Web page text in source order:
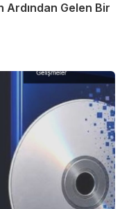
Ardından Gelen Bir